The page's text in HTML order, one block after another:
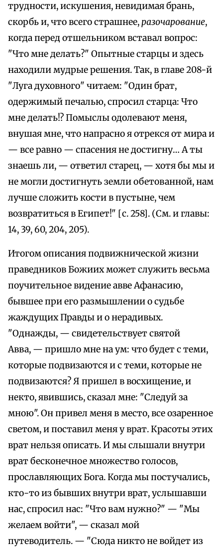
трудности, искушения, невидимая брань,
скорбь и, что всего страшнее,разочарование,
когда перед отшельником вставал вопрос:
"Что мне делать?" Опытные старцы и здесь
находили мудрые решения. Так, в главе 208-й
"Луга духовного" читаем: "Один брат,
одержимый печалью, спросил старца: Что
мне делать!? Помыслы одолевают меня,
внушая мне, что напрасно я отрекся от мира и
— все равно — спасения не достигну… А ты
знаешь ли, — ответил старец, — хотя бы мы и
не могли достигнуть земли обетованной, нам
лучше сложить кости в пустыне, чем
возвратиться в Египет!" [с. 258]. (См. и главы:
14, 39, 60, 204, 205).
Итогом описания подвижнической жизни
праведников Божиих может служить весьма
поучительное видение авве Афанасию,
бывшее при его размышлении о судьбе
жаждущих Правды и о нерадивых.
"Однажды, — свидетельствует святой
Авва, — пришло мне на ум: что будет с теми,
которые подвизаются и с теми, которые не
подвизаются? Я пришел в восхищение, и
некто, явившись, сказал мне: "Следуй за
мною". Он привел меня в место, все озаренное
светом, и поставил меня у врат. Красоты этих
врат нельзя описать. И мы слышали внутри
врат бесконечное множество голосов,
прославляющих Бога. Когда мы постучались,
кто-то из бывших внутри врат, услышавши
нас, спросил нас: "Что вам нужно?" — "Мы
желаем войти", — сказал мой
путеводитель. — "Сюда никто не войдет из